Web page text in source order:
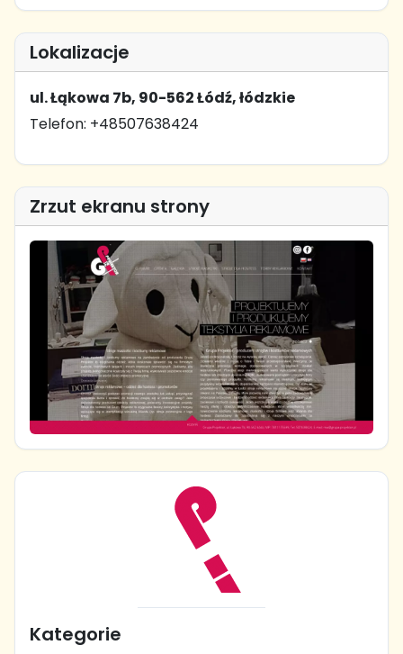
Lokalizacje
ul. Łąkowa 7b, 90-562 Łódź, łódzkie
Telefon: +48507638424
Zrzut ekranu strony
Kategorie